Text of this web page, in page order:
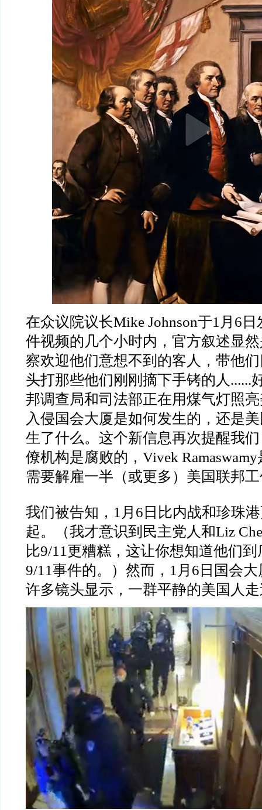
在众议院议长Mike Johnson于1 月 6
件视频的几个小时内，官方叙述显
察欢迎他们意想不到的客人，带他
头打那些他们刚刚摘下手铐的人 ......
邦调查局和司法部正在用煤气灯照
入侵国会大厦是如何发生的，还是
生了什么。这个新信息再次提醒我
僚机构是腐败的， Vivek Ramaswamy
需要解雇一半（或更多）美国联邦
我们被告知， 1 月 6 日比内战和珍珠
起。（我才意识到民主党人和Liz
比9/11 更糟糕，这让你想知道他们
9/11事件的。）然而， 1 月 6 日国会
许多镜头显示，一群平静的美国人